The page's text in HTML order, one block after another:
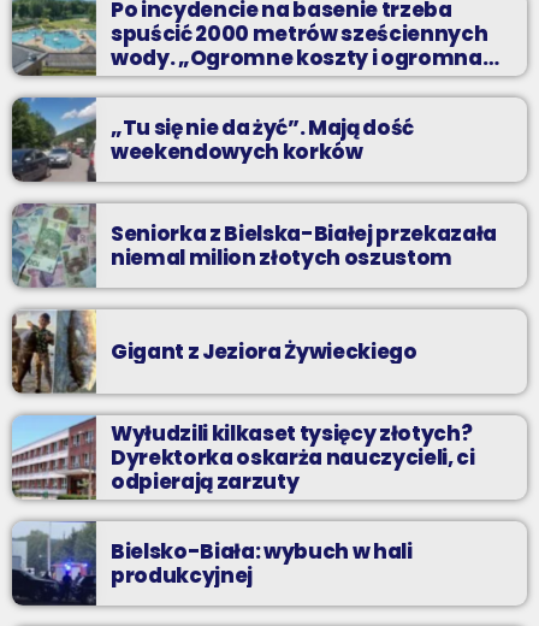
odpocząć?
Po incydencie na basenie trzeba
spuścić 2000 metrów sześciennych
wody. „Ogromne koszty i ogromna
praca”
„Tu się nie da żyć”. Mają dość
weekendowych korków
Seniorka z Bielska-Białej przekazała
niemal milion złotych oszustom
Gigant z Jeziora Żywieckiego
Wyłudzili kilkaset tysięcy złotych?
Dyrektorka oskarża nauczycieli, ci
odpierają zarzuty
Bielsko-Biała: wybuch w hali
produkcyjnej